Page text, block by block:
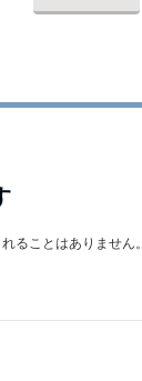
ることはありません。